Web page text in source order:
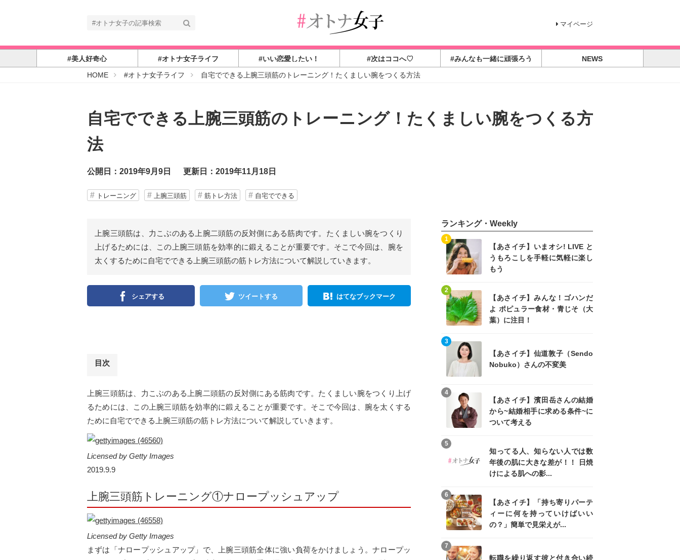
マイページ
#美人好奇心 #オトナ女子ライフ #いい恋愛したい！ #次はココへ♡ #みんなも一緒に頑張ろう
NEWS
HOME#
子
#オトナ女子ライフ 自宅でできる上腕三頭筋のトレーニング！たくましい腕をつくる方法
自宅でできる上腕三頭筋のトレーニング！たくましい腕をつくる方
法
公開日：2019年9月9日 更新日：2019年11月18日
トレーニング 上腕三頭筋 筋トレ方法 自宅でできる
上腕三頭筋は、力こぶのある上腕二頭筋の反対側にある筋肉です。たくましい腕をつくり
上げるためには、この上腕三頭筋を効率的に鍛えることが重要です。そこで今回は、腕を
太くするために自宅でできる上腕三頭筋の筋トレ方法について解説していきます。
シェアする ツイートする はてなブックマーク
目次
上腕三頭筋は、力こぶのある上腕二頭筋の反対側にある筋肉です。たくましい腕をつくり上げ
るためには、この上腕三頭筋を効率的に鍛えることが重要です。そこで今回は、腕を太くする
ために自宅でできる上腕三頭筋の筋トレ方法について解説していきます。
Licensed by Getty Images
2019.9.9
上腕三頭筋トレーニング①ナロープッシュアップ
Licensed by Getty Images
まずは「ナロープッシュアップ」で、上腕三頭筋全体に強い負荷をかけましょう。ナロープッ
ランキング・Weekly
【あさイチ】いまオシ! LIVE と
うもろこしを手軽に気軽に楽し
もう
1
【あさイチ】みんな！ゴハンだ
よ ポピュラー食材・青じそ（大
葉）に注目！
2
【あさイチ】仙道敦子（Sendo
Nobuko）さんの不変美
3
【あさイチ】濱田岳さんの結婚
から~結婚相手に求める条件~に
ついて考える
4
知ってる人、知らない人では数
年後の肌に大きな差が！！ 日焼
けによる肌への影...
5
【あさイチ】「持ち寄りパーテ
ィーに何を持っていけばいい
の？」簡単で見栄えが...
6
転職を繰り返す彼と付き合い続
7